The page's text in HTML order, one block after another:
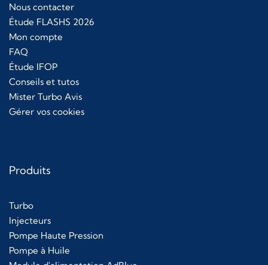
Nous contacter
Étude FLASHS 2026
Mon compte
FAQ
Étude IFOP
Conseils et tutos
Mister Turbo Avis
Gérer vos cookies
Produits
Turbo
Injecteurs
Pompe Haute Pression
Pompe à Huile